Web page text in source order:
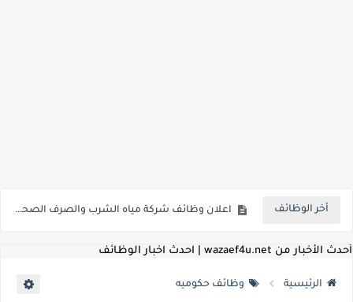
أخر الوظائف بداية من شهر يوليو الجاري .. تعرف علي قيمة زيادة المرتبات والحد الادني للأجور لجميع الدرجات بعد النشر بالجريدة الرسمية
أحدث الأخبار من wazaef4u.net | احدث اخبار الوظائف
الرئيسية وظائف حكوميه